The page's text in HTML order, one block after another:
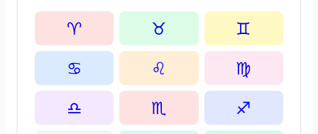
♈ ♉
♊
♋
♌
♍
♎
♏
♐